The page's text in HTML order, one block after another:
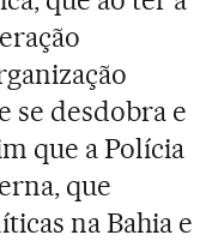
se desdobra e
que a Polícia
que
na Bahia e